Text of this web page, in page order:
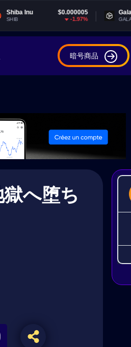
$0.000005 Gala
GALA
暗号商品
へ堕ち